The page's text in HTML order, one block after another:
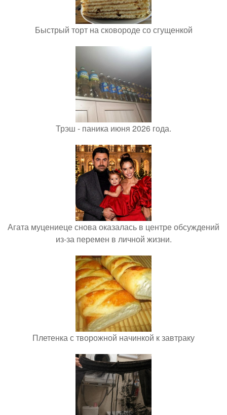
Быстрый торт на сковороде со сгущенкой
Трэш - паника июня 2026 года.
Агата муцениеце снова оказалась в центре обсуждений
из-за перемен в личной жизни.
Плетенка с творожной начинкой к завтраку